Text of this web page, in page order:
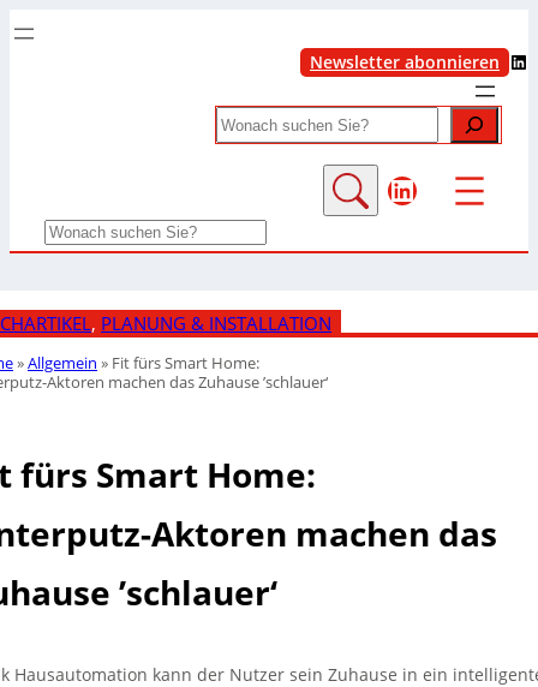
Newsletter abonnieren LinkedIn
Search
LinkedIn
Search
, PLANUNG & INSTALLATION
»Allgemein » Fit fürs Smart Home:
Aktoren machen das Zuhause ’schlauer‘
fürs Smart Home:
Aktoren machen das
’schlauer‘
Hausautomation kann der Nutzer sein Zuhause in ein